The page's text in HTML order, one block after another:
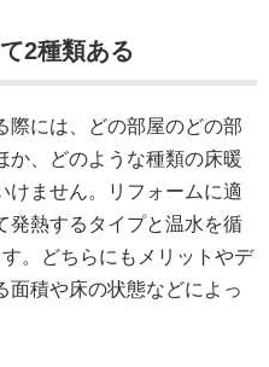
2種類ある
際には、どの部屋のどの部
か、どのような種類の床暖
けません。リフォームに適
発熱するタイプと温水を循
。どちらにもメリットやデ
面積や床の状態などによっ